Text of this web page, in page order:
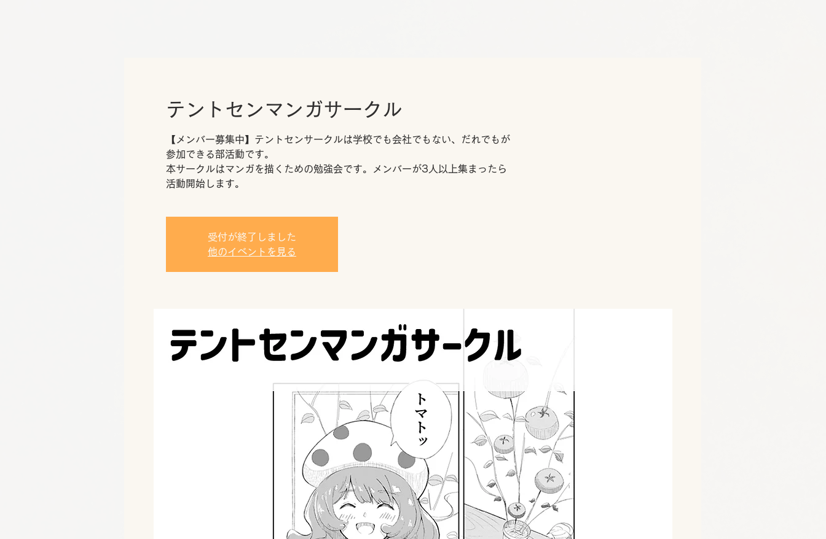
テントセンマンガサークル
【メンバー募集中】テントセンサークルは学校でも会社でもない、だれでもが
参加できる部活動です。
本サークルはマンガを描くための勉強会です。メンバーが3人以上集まったら
活動開始します。
受付が終了しました
他のイベントを見る